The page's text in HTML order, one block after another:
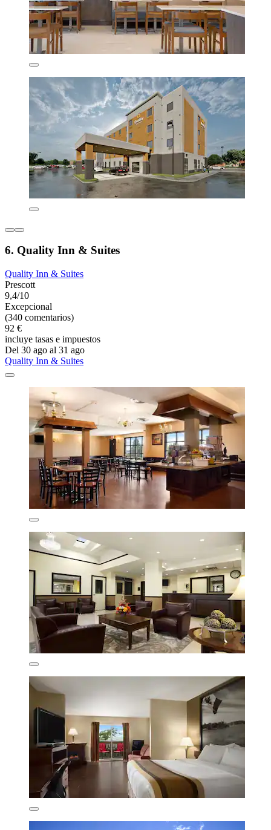
6. Quality Inn & Suites
Quality Inn & Suites
Prescott
9,4/10
Excepcional
(340 comentarios)
92 €
incluye tasas e impuestos
Del 30 ago al 31 ago
Quality Inn & Suites